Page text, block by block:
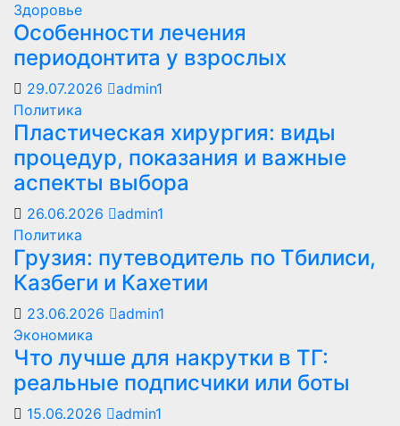
Здоровье
Особенности лечения
периодонтита у взрослых
29.07.2026
admin1
Политика
Пластическая хирургия: виды
процедур, показания и важные
аспекты выбора
26.06.2026
admin1
Политика
Грузия: путеводитель по Тбилиси,
Казбеги и Кахетии
23.06.2026
admin1
Экономика
Что лучше для накрутки в ТГ:
реальные подписчики или боты
15.06.2026 admin1